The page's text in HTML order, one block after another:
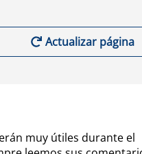
Actualizar página
muy útiles durante el